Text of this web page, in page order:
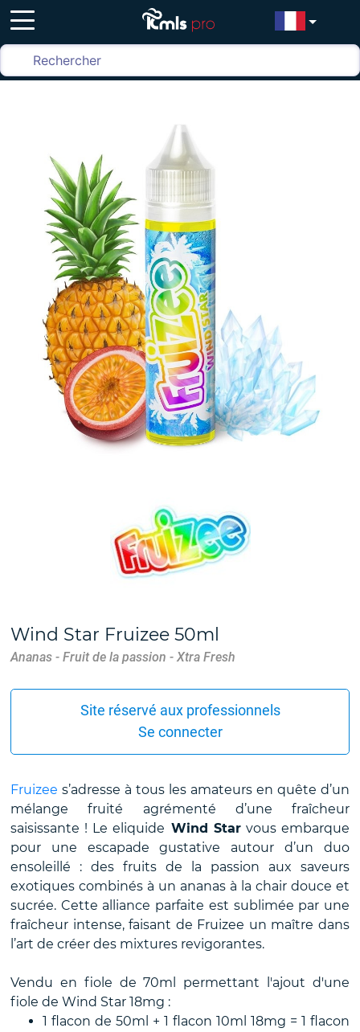
Wind Star Fruizee 50ml
Ananas - Fruit de la passion - Xtra Fresh
Site réservé aux professionnels
Se connecter
Fruizee s’adresse à tous les amateurs en quête d’un
mélange fruité agrémenté d’une fraîcheur
saisissante ! Le eliquide Wind Starvous embarque
pour une escapade gustative autour d’un duo
ensoleillé : des fruits de la passion aux saveurs
exotiques combinés à un ananas à la chair douce et
sucrée. Cette alliance parfaite est sublimée par une
fraîcheur intense, faisant de Fruizee un maître dans
l’art de créer des mixtures revigorantes.
Vendu en fiole de 70ml permettant l'ajout d'une
fiole de Wind Star 18mg :
1 flacon de 50ml + 1 flacon 10ml 18mg = 1 flacon